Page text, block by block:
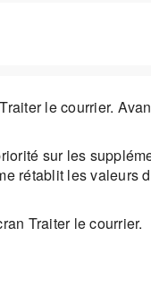
le courrier.
sur les
rétablit les valeurs
Traiter le courrier.